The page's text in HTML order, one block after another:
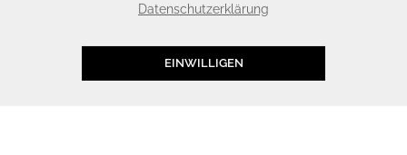
Datenschutzerklärung
EINWILLIGEN